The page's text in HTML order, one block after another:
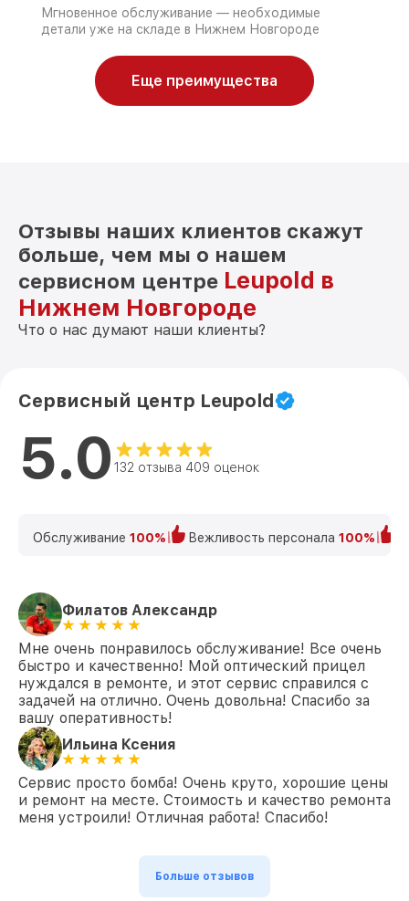
Мгновенное обслуживание — необходимые
детали уже на складе в Нижнем Новгороде
Еще преимущества
Отзывы наших клиентов скажут
больше, чем мы о нашем
сервисном центре Leupold в
Нижнем Новгороде
Что о нас думают наши клиенты?
Сервисный центр Leupold
5.0 132 отзыва 409 оценок
Обслуживание 100% Вежливость персонала 100%
Филатов Александр
Мне очень понравилось обслуживание! Все очень
быстро и качественно! Мой оптический прицел
нуждался в ремонте, и этот сервис справился с
задачей на отлично. Очень довольна! Спасибо за
вашу оперативность!
Ильина Ксения
Сервис просто бомба! Очень круто, хорошие цены
и ремонт на месте. Стоимость и качество ремонта
меня устроили! Отличная работа! Спасибо!
Больше отзывов